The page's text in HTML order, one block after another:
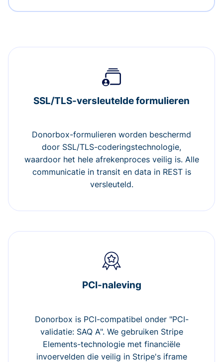
SSL/TLS-versleutelde formulieren
Donorbox-formulieren worden beschermd
door SSL/TLS-coderingstechnologie,
waardoor het hele afrekenproces veilig is. Alle
communicatie in transit en data in REST is
versleuteld.
PCI-naleving
Donorbox is PCI-compatibel onder "PCI-
validatie: SAQ A". We gebruiken Stripe
Elements-technologie met financiële
invoervelden die veilig in Stripe's iframe